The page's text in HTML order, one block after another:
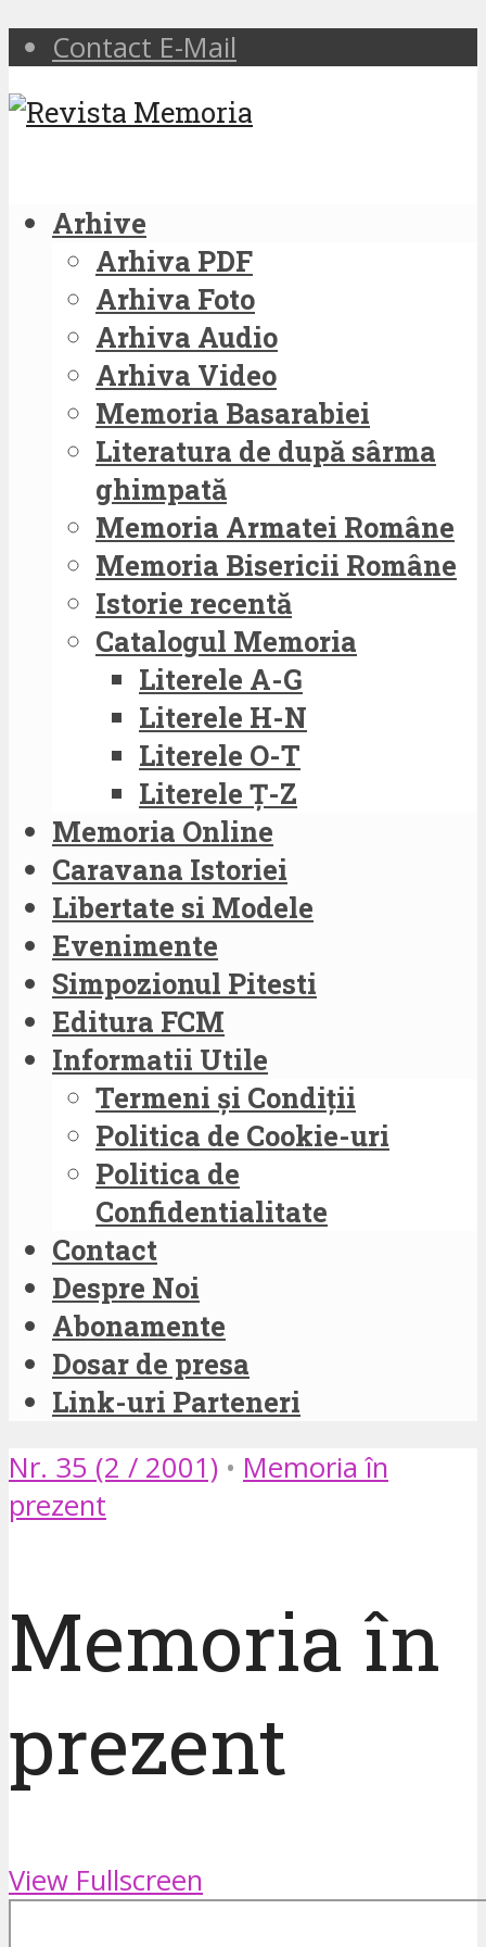
Contact E-Mail
Arhive
Arhiva PDF
Arhiva Foto
Arhiva Audio
Arhiva Video
Memoria Basarabiei
Literatura de după sârma
ghimpată
Memoria Armatei Române
Memoria Bisericii Române
Istorie recentă
Catalogul Memoria
Literele A-G
Literele H-N
Literele O-T
Literele Ț-Z
Memoria Online
Caravana Istoriei
Libertate si Modele
Evenimente
Simpozionul Pitesti
Editura FCM
Informatii Utile
Termeni și Condiții
Politica de Cookie-uri
Politica de
Confidentialitate
Contact
Despre Noi
Abonamente
Dosar de presa
Link-uri Parteneri
Nr. 35 (2 / 2001) • Memoria în
prezent
Memoria în
prezent
View Fullscreen